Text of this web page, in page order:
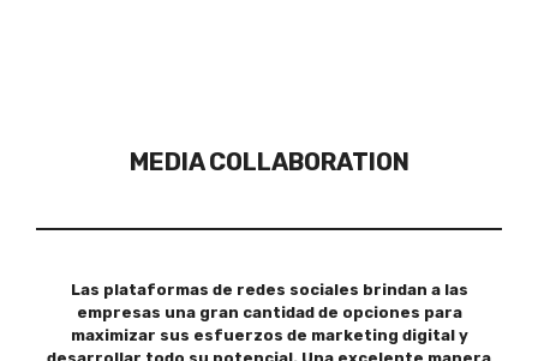
MEDIA COLLABORATION
Las plataformas de redes sociales brindan a las
empresas una gran cantidad de opciones para
maximizar sus esfuerzos de marketing digital y